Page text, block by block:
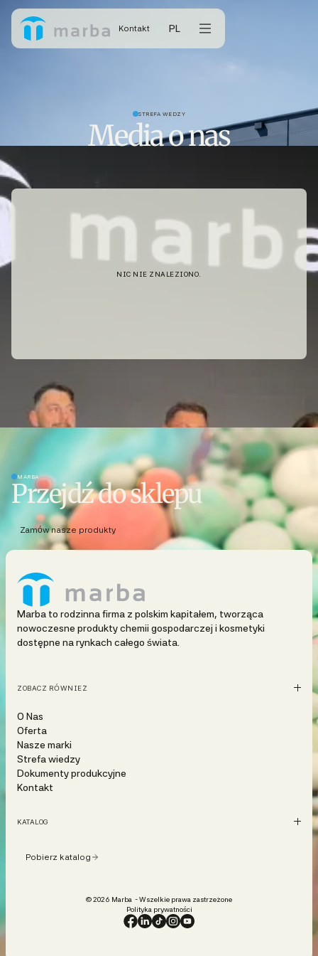
Kontakt PL
STREFA WEDZY
Media o nas
NIC NIE ZNALEZIONO.
MARBA
Przejdź do sklepu
Zamów nasze produkty
Marba to rodzinna firma z polskim kapitałem, tworząca
nowoczesne produkty chemii gospodarczej i kosmetyki
dostępne na rynkach całego świata.
ZOBACZ RÓWNIEŻ
O Nas
Oferta
Nasze marki
Strefa wiedzy
Dokumenty produkcyjne
Kontakt
KATALOG
Pobierz katalog
© 2026 Marba - Wszelkie prawa zastrzeżone
Polityka prywatności